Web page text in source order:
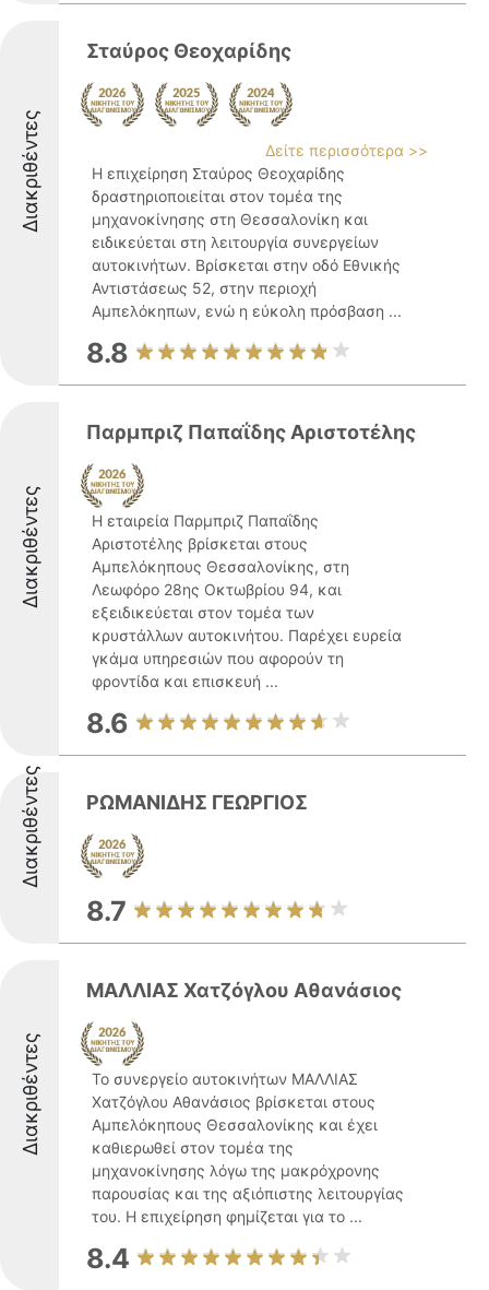
Διακριθέντες
Σταύρος Θεοχαρίδης
Δείτε περισσότερα >>
Η επιχείρηση Σταύρος Θεοχαρίδης
δραστηριοποιείται στον τομέα της
μηχανοκίνησης στη Θεσσαλονίκη και
ειδικεύεται στη λειτουργία συνεργείων
αυτοκινήτων. Βρίσκεται στην οδό Εθνικής
Αντιστάσεως 52, στην περιοχή
Αμπελόκηπων, ενώ η εύκολη πρόσβαση ...
8.8
Διακριθέντες
Παρμπριζ Παπαΐδης Αριστοτέλης
Η εταιρεία Παρμπριζ Παπαΐδης
Αριστοτέλης βρίσκεται στους
Αμπελόκηπους Θεσσαλονίκης, στη
Λεωφόρο 28ης Οκτωβρίου 94, και
εξειδικεύεται στον τομέα των
κρυστάλλων αυτοκινήτου. Παρέχει ευρεία
γκάμα υπηρεσιών που αφορούν τη
φροντίδα και επισκευή ...
8.6
Διακριθέντες ΡΩΜΑΝΙΔΗΣ ΓΕΩΡΓΙΟΣ
8.7
Διακριθέντες
ΜΑΛΛΙΑΣ Χατζόγλου Αθανάσιος
Το συνεργείο αυτοκινήτων ΜΑΛΛΙΑΣ
Χατζόγλου Αθανάσιος βρίσκεται στους
Αμπελόκηπους Θεσσαλονίκης και έχει
καθιερωθεί στον τομέα της
μηχανοκίνησης λόγω της μακρόχρονης
παρουσίας και της αξιόπιστης λειτουργίας
του. Η επιχείρηση φημίζεται για το ...
8.4